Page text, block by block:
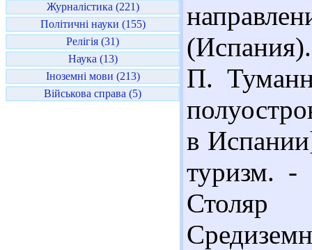
Журналістика (221)
Політичні науки (155)
Релігія (31)
Наука (13)
Іноземні мови (213)
Військова справа (5)
П.
в
туризм.